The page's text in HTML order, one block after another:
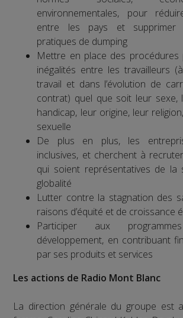
environnementales, pour
entre les pays et supprimer
pratiques de dumping
Mettre en place des procédures
inégalités entre les travailleurs
travail et dans l’évolution de
contrat) quel que soit leur sexe,
handicap, leur origine, leur
sexuelle
De plus en plus, les
inclusives, et cherchent à
qui soient représentatives de la
globalité
Lutter contre la stagnation des
raisons d’équité et de croissance
Participer aux
développement, en contribuant
par ses produits et services
Les actions de Radio Mont Blanc
La direction générale du groupe est